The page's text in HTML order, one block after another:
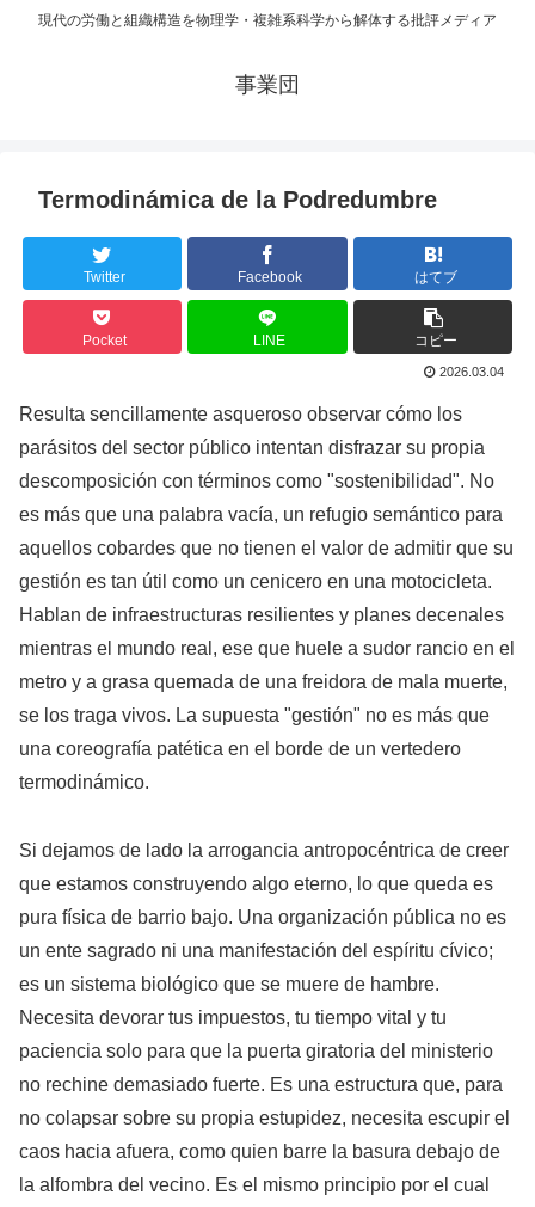
現代の労働と組織構造を物理学・複雑系科学から解体する批評メディア
事業団
Termodinámica de la Podredumbre
Twitter Facebook はてブ
Pocket LINE コピー
2026.03.04
Resulta sencillamente asqueroso observar cómo los
parásitos del sector público intentan disfrazar su propia
descomposición con términos como "sostenibilidad". No
es más que una palabra vacía, un refugio semántico para
aquellos cobardes que no tienen el valor de admitir que su
gestión es tan útil como un cenicero en una motocicleta.
Hablan de infraestructuras resilientes y planes decenales
mientras el mundo real, ese que huele a sudor rancio en el
metro y a grasa quemada de una freidora de mala muerte,
se los traga vivos. La supuesta "gestión" no es más que
una coreografía patética en el borde de un vertedero
termodinámico.
Si dejamos de lado la arrogancia antropocéntrica de creer
que estamos construyendo algo eterno, lo que queda es
pura física de barrio bajo. Una organización pública no es
un ente sagrado ni una manifestación del espíritu cívico;
es un sistema biológico que se muere de hambre.
Necesita devorar tus impuestos, tu tiempo vital y tu
paciencia solo para que la puerta giratoria del ministerio
no rechine demasiado fuerte. Es una estructura que, para
no colapsar sobre su propia estupidez, necesita escupir el
caos hacia afuera, como quien barre la basura debajo de
la alfombra del vecino. Es el mismo principio por el cual